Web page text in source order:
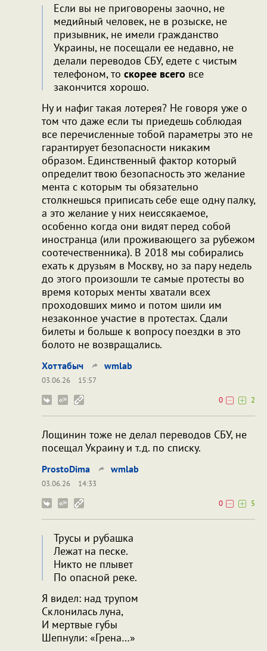
Если вы не приговорены заочно, не
медийный человек, не в розыске, не
призывник, не имели гражданство
Украины, не посещали ее недавно, не
делали переводов СБУ, едете с чистым
телефоном, то скорее всего все
закончится хорошо.
Ну и нафиг такая лотерея? Не говоря уже о
том что даже если ты приедешь соблюдая
все перечисленные тобой параметры это не
гарантирует безопасности никаким
образом. Единственный фактор который
определит твою безопасность это желание
мента с которым ты обязательно
столкнешься приписать себе еще одну палку,
а это желание у них неиссякаемое,
особенно когда они видят перед собой
иностранца (или проживающего за рубежом
соотечественника). В 2018 мы собирались
ехать к друзьям в Москву, но за пару недель
до этого произошли те самые протесты во
время которых менты хватали всех
проходовших мимо и потом шили им
незаконное участие в протестах. Сдали
билеты и больше к вопросу поездки в это
болото не возвращались.
Хоттабыч wmlab
03.06.26
15:57
0
2
Лощинин тоже не делал переводов СБУ, не
посещал Украину и т.д. по списку.
ProstoDima wmlab
03.06.26
14:33
0
5
Трусы и рубашка
Лежат на песке.
Никто не плывет
По опасной реке.
Я видел: над трупом
Склонилась луна,
И мертвые губы
Шепнули: «Грена…»